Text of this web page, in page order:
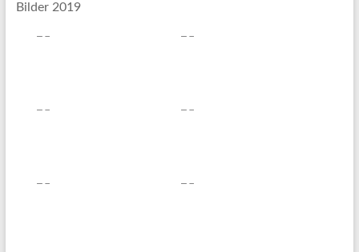
Bilder 2019